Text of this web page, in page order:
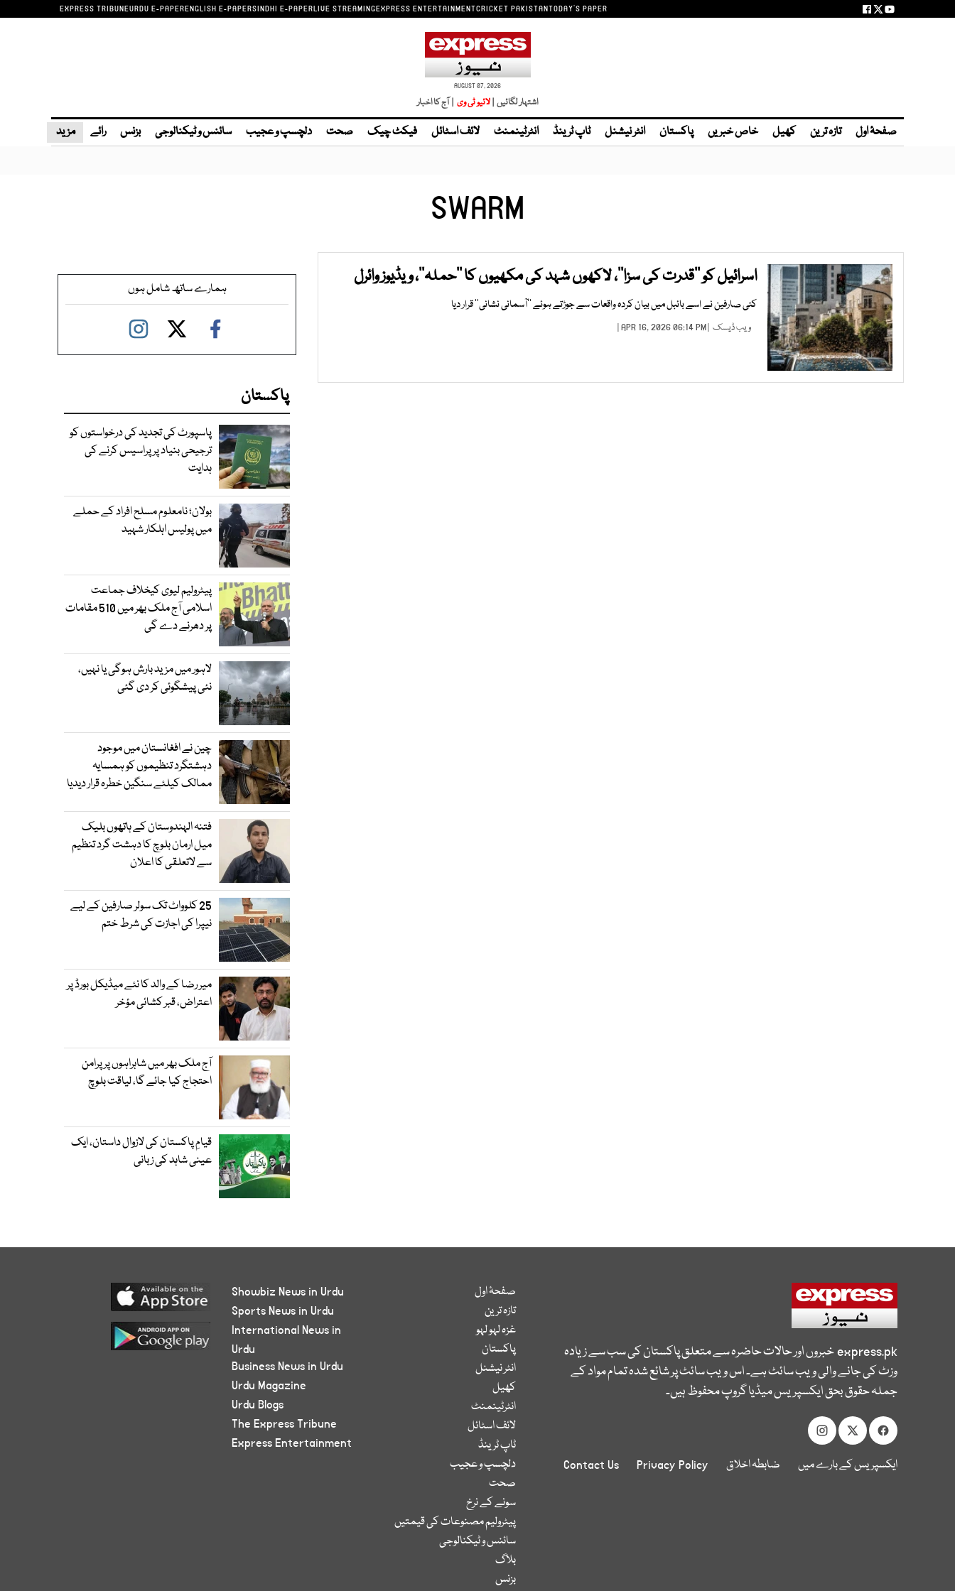
EXPRESS TRIBUNEURDU E-PAPERENGLISH E-PAPERSINDHI E-PAPERLIVE STREAMINGEXPRESS ENTERTAINMENTCRICKET PAKISTANTODAY'S PAPER
AUGUST 07, 2026
اشتہار لگائیں | | آج کا اخبار
صفحۂ اول تازہ ترین کھیل خاص خبریں پاکستان انٹر نیشنل ٹاپ ٹرینڈ انٹرٹینمنٹ لائف اسٹائل فیکٹ چیک صحت دلچسپ و عجیب سائنس و ٹیکنالوجی بزنس رائے مزید
SWARM
اسرائیل کو ’’قدرت کی سزا‘‘، لاکھوں شہد کی مکھیوں کا ’’حملہ‘‘، ویڈیوز وائرل
کئی صارفین نے اسے بائبل میں بیان کردہ واقعات سے جوڑتے ہوئے ’’آسمانی نشانی‘‘ قرار دیا
ویب ڈیسک | APR 16, 2026 06:14 PM |
ہمارے ساتھ شامل ہوں
پاکستان
پاسپورٹ کی تجدید کی درخواستوں کو
ترجیحی بنیاد پر پراسیس کرنے کی
ہدایت
بولان؛ نامعلوم مسلح افراد کے حملے
میں پولیس اہلکار شہید
پیٹرولیم لیوی کیخلاف جماعت
اسلامی آج ملک بھر میں 510 مقامات
پر دھرنے دے گی
لاہور میں مزید بارش ہوگی یا نہیں،
نئی پیشگوئی کر دی گئی
چین نے افغانستان میں موجود
دہشتگرد تنظیموں کو ہمسایہ
ممالک کیلئے سنگین خطرہ قرار دیدیا
فتنہ الہندوستان کے ہاتھوں بلیک
میل ارمان بلوچ کا دہشت گرد تنظیم
سے لاتعلقی کا اعلان
25 کلوواٹ تک سولر صارفین کے لیے
نیپرا کی اجازت کی شرط ختم
میر رضا کے والد کا نئے میڈیکل بورڈ پر
اعتراض، قبر کشائی مؤخر
آج ملک بھر میں شاہراہوں پر پرامن
احتجاج کیا جائے گا، لیاقت بلوچ
قیامِ پاکستان کی لازوال داستان، ایک
عینی شاہد کی زبانی
express.pkخبروں اور حالات حاضرہ سے متعلق پاکستان کی سب سے زیادہ
وزٹ کی جانے والی ویب سائٹ ہے۔ اس ویب سائٹ پر شائع شدہ تمام مواد کے
جملہ حقوق بحق ایکسپریس میڈیا گروپ محفوظ ہیں۔
ایکسپریس کے بارے میں ضابطہ اخلاق Privacy Policy
Contact Us
صفحۂ اول
تازہ ترین
غزہ لہو لہو
پاکستان
انٹر نیشنل
کھیل
انٹرٹینمنٹ
لائف اسٹائل
ٹاپ ٹرینڈ
دلچسپ و عجیب
صحت
سونے کے نرخ
پیٹرولیم مصنوعات کی قیمتیں
سائنس و ٹیکنالوجی
بلاگ
بزنس
Showbiz News in Urdu
Sports News in Urdu
International News in
Urdu
Business News in Urdu
Urdu Magazine
Urdu Blogs
The Express Tribune
Express Entertainment